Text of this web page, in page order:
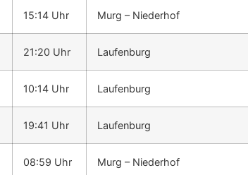
15:14 Uhr Murg – Niederhof
21:20 Uhr Laufenburg
10:14 Uhr Laufenburg
19:41 Uhr Laufenburg
08:59 Uhr Murg – Niederhof